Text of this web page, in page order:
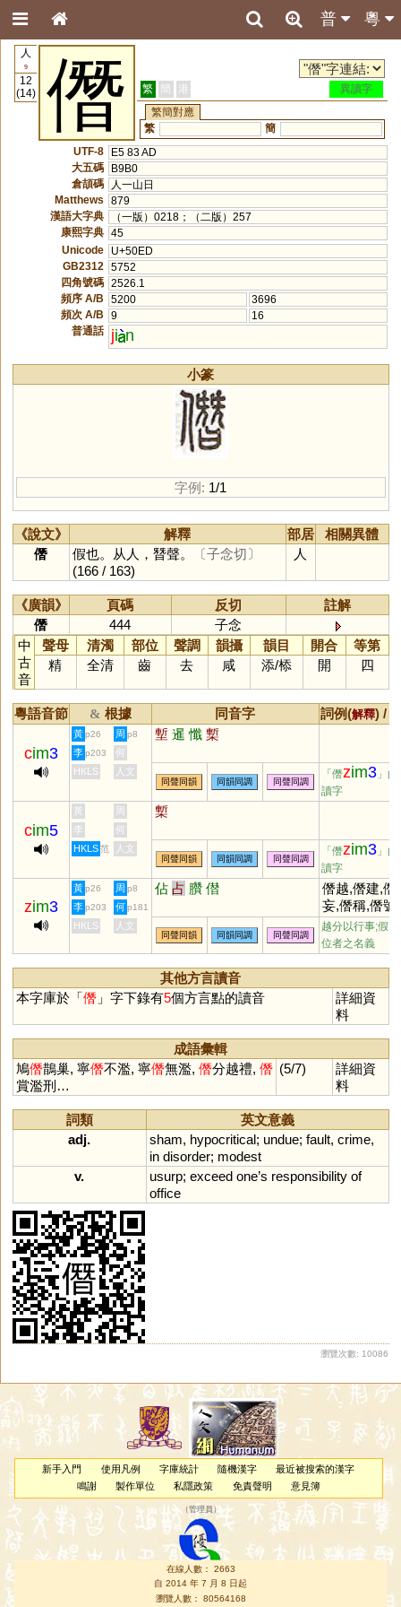
粵
普
人
9
12
(14)
僭 繁 簡 港
異讀字
繁簡對應
繁
簡
UTF-8
E5 83 AD
大五碼
B9B0
倉頡碼
人一山日
Matthews
879
漢語大字典
（一版）0218；（二版）257
康熙字典 45
Unicode
U+50ED
GB2312
5752
四角號碼 2526.1
頻序 A/B
5200
3696
頻次 A/B
9
16
普通話
ji n
小篆
字例: 1/1
《說文》 解釋 部居
相關異體
僭
假也。从人，朁聲。
〔子念切〕
(166 / 163)
人
《廣韻》 頁碼 反切
註解
僭
444
子念
中
古
音
聲母 清濁 部位 聲調 韻攝 韻目 開合
等第
精
全清 齒 去 咸 添/㮇 開 四
粵語音節 & 根據 同音字 詞例(解釋) /
cim3
黃 p26 周 p8 塹 暹 懺 槧
李 p203
何
HKLS
人文
同聲同韻 同韻同調 同聲同調
「僭zim3 」
讀字
cim5
黃 周 槧
李
何
HKLS 范 人文
同聲同韻 同韻同調 同聲同調
「僭zim3 」
讀字
zim3
黃 p26 周 p8 佔 占 臢 僣
僭越,僭建,僭
妄,僭稱,僭號
李 p203 何 p181
HKLS 人文
同聲同韻 同韻同調 同聲同調
越分以行事;假
位者之名義
其他方言讀音
本字庫於「僭」字下錄有5個方言點的讀音
詳細資
料
成語彙輯
鳩僭鵲巢, 寧僭不濫, 寧僭無濫, 僭分越禮, 僭
賞濫刑…
(5/7)
詳細資
料
詞類
英文意義
adj.
sham, hypocritical; undue; fault, crime,
in disorder; modest
v.
usurp; exceed one’s responsibility of
office
瀏覽次數: 10086
新手入門 使用凡例 字庫統計 隨機漢字
最近被搜索的漢字
鳴謝
製作單位 私隱政策 免責聲明 意見簿
（管理員 ）
在線人數： 2663
自 2014 年 7 月 8 日起
瀏覽人數： 80564168